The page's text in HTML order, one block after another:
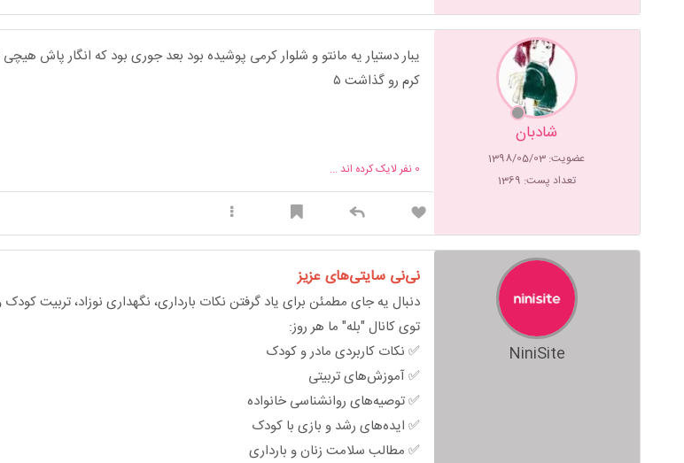
شادبان
عضویت: 1398/05/03
تعداد پست: 1369
یبار دستیار یه مانتو و شلوار کرمی پوشیده بود بعد جوری بود که انگار پاش
کرم رو گذاشت ۵
0 نفر لایک کرده اند ...
NiniSite
نی‌نی سایتی‌های عزیز
دنبال یه جای مطمئن برای یاد گرفتن نکات بارداری، نگهداری نوزاد، تربیت
توی کانال "بله" ما هر روز:
✅ نکات کاربردی مادر و کودک
✅ آموزش‌های تربیتی
✅ توصیه‌های روانشناسی خانواده
✅ ایده‌های رشد و بازی با کودک
✅ مطالب سلامت زنان و بارداری